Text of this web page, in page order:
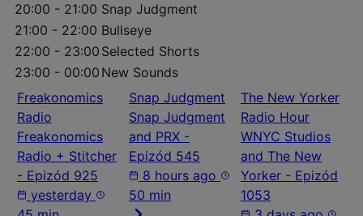
20:00 - 21:00 Snap Judgment
21:00 - 22:00 Bullseye
22:00 - 23:00 Selected Shorts
23:00 - 00:00 New Sounds
Freakonomics
Radio
Freakonomics
Radio + Stitcher
- Epizód 925
yesterday
Snap Judgment
Snap Judgment
and PRX -
Epizód 545
8 hours ago
50 min
The New Yorker
Radio Hour
WNYC Studios
and The New
Yorker - Epizód
1053